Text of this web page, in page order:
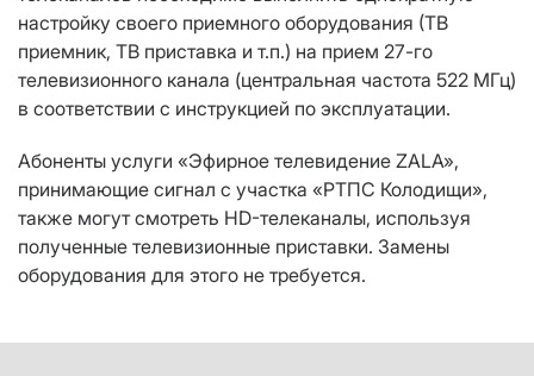
настройку своего приемного оборудования (ТВ
приемник, ТВ приставка и т.п.) на прием 27-го
телевизионного канала (центральная частота 522 МГц)
в соответствии с инструкцией по эксплуатации.
Абоненты услуги «Эфирное телевидение ZALA»,
принимающие сигнал с участка «РТПС Колодищи»,
также могут смотреть HD-телеканалы, используя
полученные телевизионные приставки. Замены
оборудования для этого не требуется.